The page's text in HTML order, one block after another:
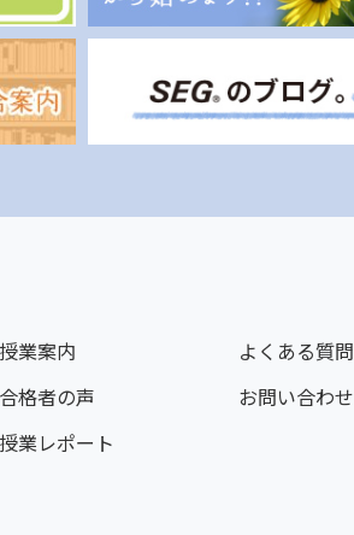
授業案内
よくある質問
合格者の声
お問い合わせ
授業レポート